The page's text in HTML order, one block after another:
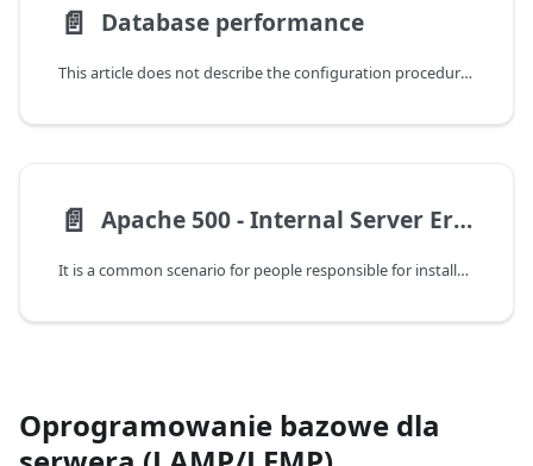
📄️ Database performance
This article does not describe the configuration procedures, but highlights a few crucial points in optimizing a server environment.
📄️ Apache 500 - Internal Server Error
It is a common scenario for people responsible for installation, updates, and implementation of the system to receive error 500 in the browser.
Oprogramowanie bazowe dla